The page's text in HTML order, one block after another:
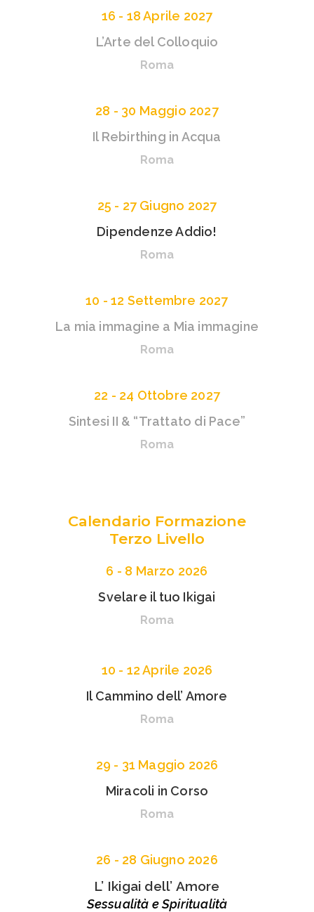
16 - 18 Aprile 2027
L’Arte del Colloquio
Roma
28 - 30 Maggio 2027
Il Rebirthing in Acqua
Roma
25 - 27 Giugno 2027
Dipendenze Addio!
Roma
10 - 12 Settembre 2027
La mia immagine a Mia immagine
Roma
22 - 24 Ottobre 2027
Sintesi II & “Trattato di Pace”
Roma
Calendario Formazione
Terzo Livello
6 - 8 Marzo 2026
Svelare il tuo Ikigai
Roma
10 - 12 Aprile 2026
Il Cammino dell’ Amore
Roma
29 - 31 Maggio 2026
Miracoli in Corso
Roma
26 - 28 Giugno 2026
L’ Ikigai dell’ Amore
Sessualità e Spiritualità